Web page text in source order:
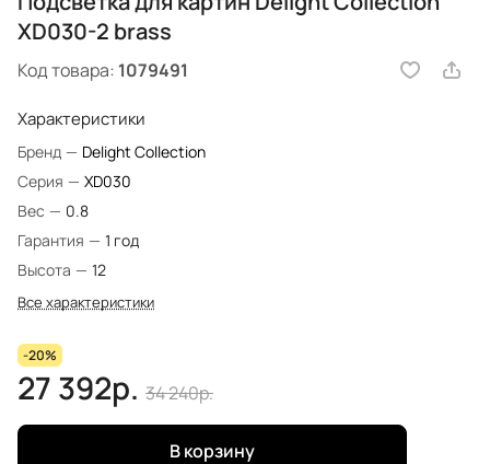
XD030-2 brass
Код товара: 1079491
Характеристики
Бренд — Delight Collection
Серия — XD030
Вес — 0.8
Гарантия — 1 год
Высота — 12
Все характеристики
-20%
27 392р. 34 240р.
В корзину